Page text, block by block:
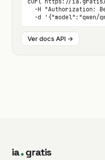
-H "Authorization:
-d '{"model":"qwen/
Ver docs API →
ia gratis